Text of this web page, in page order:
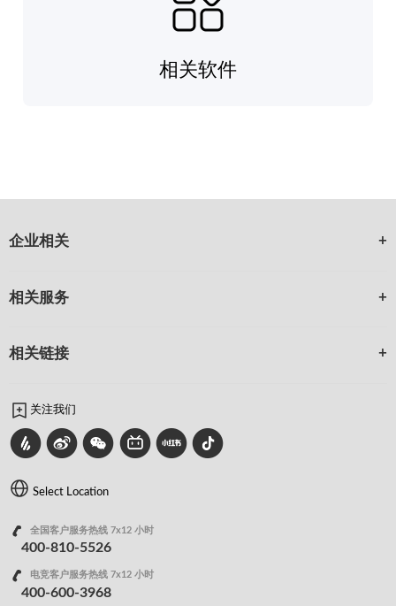
相关软件
企业相关
相关服务
相关链接
关注我们
Select Location
全国客户服务热线 7x12 小时
400-810-5526
电竞客户服务热线 7x12 小时
400-600-3968